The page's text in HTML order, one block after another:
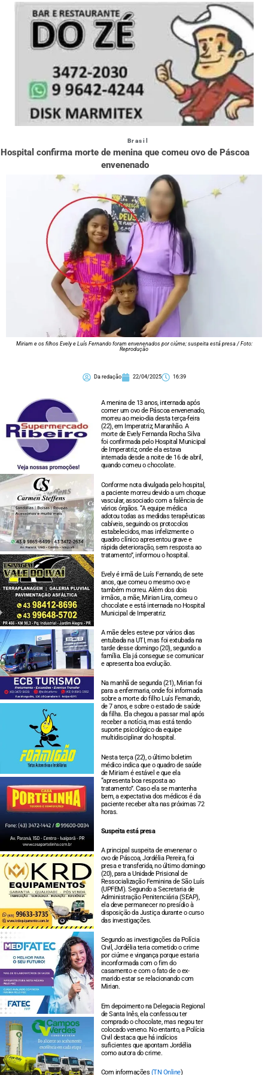
Brasil
Hospital confirma morte de menina que comeu ovo de Páscoa
envenenado
Miriam e os filhos Evely e Luís Fernando foram envenenados por ciúme; suspeita está presa / Foto:
Reprodução
Da redação 22/04/2025 16:39
A menina de 13 anos, internada após
comer um ovo de Páscoa envenenado,
morreu ao meio-dia desta terça-feira
(22), em Imperatriz, Maranhão. A
morte de Evely Fernanda Rocha Silva
foi confirmada pelo Hospital Municipal
de Imperatriz, onde ela estava
internada desde a noite de 16 de abril,
quando comeu o chocolate.
Conforme nota divulgada pelo hospital,
a paciente morreu devido a um choque
vascular, associado com a falência de
vários órgãos. “A equipe médica
adotou todas as medidas terapêuticas
cabíveis, seguindo os protocolos
estabelecidos, mas infelizmente o
quadro clínico apresentou grave e
rápida deterioração, sem resposta ao
tratamento”, informou o hospital.
Evely é irmã de Luís Fernando, de sete
anos, que comeu o mesmo ovo e
também morreu. Além dos dois
irmãos, a mãe, Mirian Lira, comeu o
chocolate e está internada no Hospital
Municipal de Imperatriz.
A mãe deles esteve por vários dias
entubada na UTI, mas foi extubada na
tarde desse domingo (20), segundo a
família. Ela já consegue se comunicar
e apresenta boa evolução.
Na manhã de segunda (21), Mirian foi
para a enfermaria, onde foi informada
sobre a morte do filho Luís Fernando,
de 7 anos, e sobre o estado de saúde
da filha. Ela chegou a passar mal após
receber a notícia, mas está tendo
suporte psicológico da equipe
multidisciplinar do hospital.
Nesta terça (22), o último boletim
médico indica que o quadro de saúde
de Miriam é estável e que ela
“apresenta boa resposta ao
tratamento”. Caso ela se mantenha
bem, a expectativa dos médicos é da
paciente receber alta nas próximas 72
horas.
Suspeita está presa
A principal suspeita de envenenar o
ovo de Páscoa, Jordélia Pereira, foi
presa e transferida, no último domingo
(20), para a Unidade Prisional de
Ressocialização Feminina de São Luís
(UPFEM). Segundo a Secretaria de
Administração Penitenciária (SEAP),
ela deve permanecer no presídio à
disposição da Justiça durante o curso
das investigações.
Segundo as investigações da Polícia
Civil, Jordélia teria cometido o crime
por ciúme e vingança porque estaria
inconformada com o fim do
casamento e com o fato de o ex-
marido estar se relacionando com
Mirian.
Em depoimento na Delegacia Regional
de Santa Inês, ela confessou ter
comprado o chocolate, mas negou ter
colocado veneno. No entanto, a Polícia
Civil destaca que há indícios
suficientes que apontam Jordélia
como autora do crime.
Com informações (TN Online)